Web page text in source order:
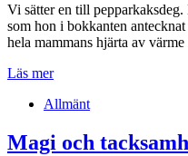
Vi sätter en till
som hon i bokkanten
hela mammans hjärta av
Läs mer
Allmänt
Magi och